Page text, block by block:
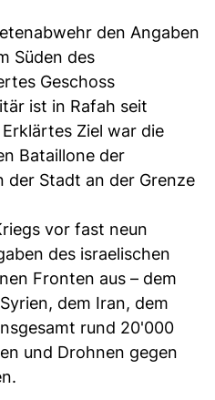
den Angaben
Süden des
Geschoss
ist in Rafah seit
Ziel war die
Bataillone der
der Stadt an der Grenze
vor fast neun
des israelischen
Fronten aus – dem
dem Iran, dem
rund 20'000
und Drohnen gegen